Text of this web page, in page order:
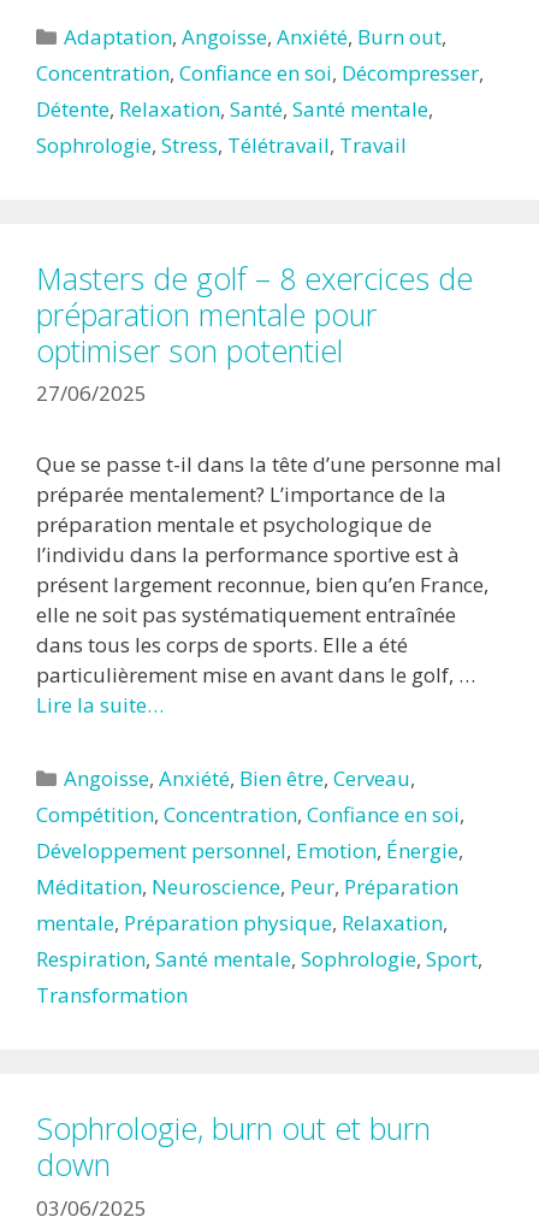
Catégories
Adaptation,Angoisse,Anxiété, Burn out,
Concentration, Confiance en soi, Décompresser,
Détente, Relaxation, Santé, Santé mentale,
Sophrologie, Stress, Télétravail, Travail
Masters de golf – 8 exercices de
préparation mentale pour
optimiser son potentiel
27/06/2025
Que se passe t-il dans la tête d’une personne mal
préparée mentalement? L’importance de la
préparation mentale et psychologique de
l’individu dans la performance sportive est à
présent largement reconnue, bien qu’en France,
elle ne soit pas systématiquement entraînée
dans tous les corps de sports. Elle a été
particulièrement mise en avant dans le golf, …
Lire la suite…
Catégories
Angoisse,Anxiété, Bien être,Cerveau,
Compétition, Concentration, Confiance en soi,
Développement personnel, Emotion, Énergie,
Méditation, Neuroscience, Peur, Préparation
mentale, Préparation physique, Relaxation,
Respiration, Santé mentale, Sophrologie, Sport,
Transformation
Sophrologie, burn out et burn
down
03/06/2025